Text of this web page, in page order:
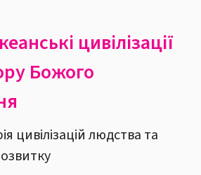
цивілізації
Божого
цивілізацій людства та